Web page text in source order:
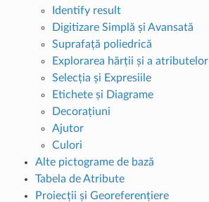
Identify result
Digitizare Simplă și Avansată
Suprafață poliedrică
Explorarea hărții și a atributelor
Selecția și Expresiile
Etichete și Diagrame
Decorațiuni
Ajutor
Culori
Alte pictograme de bază
Tabela de Atribute
Proiecții și Georeferențiere